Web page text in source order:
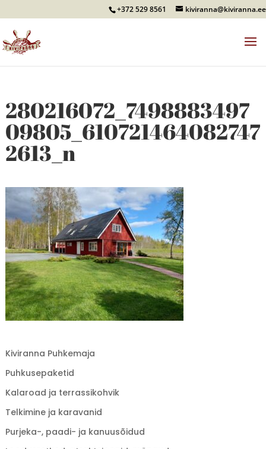
+372 529 8561 kiviranna@kiviranna.ee
280216072_7498883497
09805_610721464082747
2613_n
Kiviranna Puhkemaja
Puhkusepaketid
Kalaroad ja terrassikohvik
Telkimine ja karavanid
Purjeka-, paadi- ja kanuusõidud